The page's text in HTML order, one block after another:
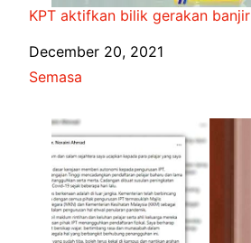
KPT aktifkan bilik gerakan banjir
Date
December 20, 2021
In relation to
Semasa